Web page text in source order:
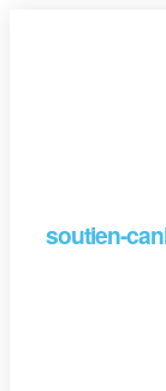
soutien-